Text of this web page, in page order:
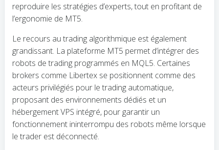
reproduire les stratégies d’experts, tout en profitant de
l’ergonomie de MT5.
Le recours au trading algorithmique est également
grandissant. La plateforme MT5 permet d’intégrer des
robots de trading programmés en MQL5. Certaines
brokers comme Libertex se positionnent comme des
acteurs privilégiés pour le trading automatique,
proposant des environnements dédiés et un
hébergement VPS intégré, pour garantir un
fonctionnement ininterrompu des robots même lorsque
le trader est déconnecté.